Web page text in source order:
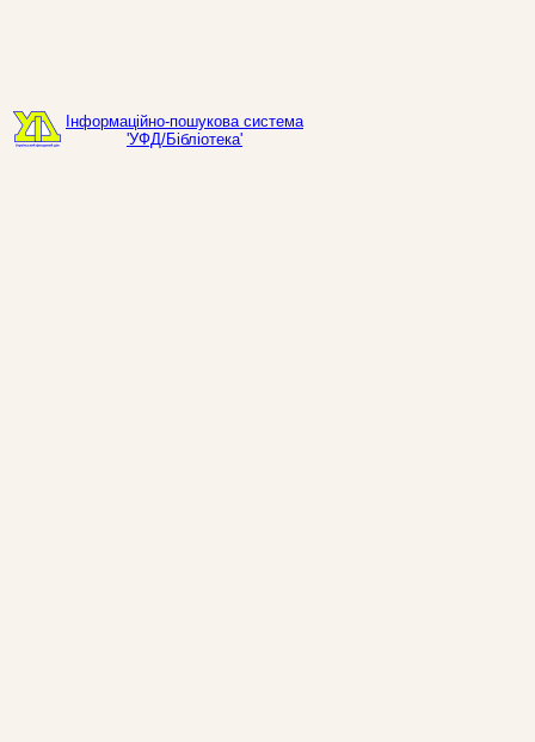
Інформаційно-пошукова система
'УФД/Бібліотека'